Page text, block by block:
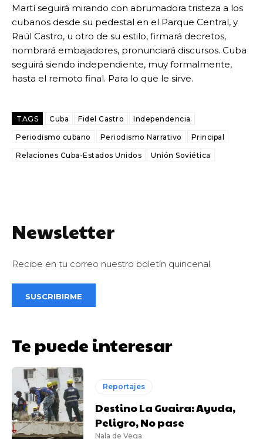
Martí seguirá mirando con abrumadora tristeza a los
cubanos desde su pedestal en el Parque Central, y
Raúl Castro, u otro de su estilo, firmará decretos,
nombrará embajadores, pronunciará discursos. Cuba
seguirá siendo independiente, muy formalmente,
hasta el remoto final. Para lo que le sirve.
TAGS Cuba Fidel Castro Independencia
Periodismo cubano Periodismo Narrativo Principal
Relaciones Cuba-Estados Unidos Unión Soviética
Newsletter
Recibe en tu correo nuestro boletín quincenal.
SUSCRIBIRME
Te puede interesar
Reportajes
Destino La Guaira: Ayuda,
Peligro, No pase
Nala de Vega